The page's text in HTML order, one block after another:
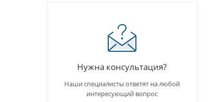
Нужна консультация?
Наши специалисты ответят на любой
интересующий вопрос